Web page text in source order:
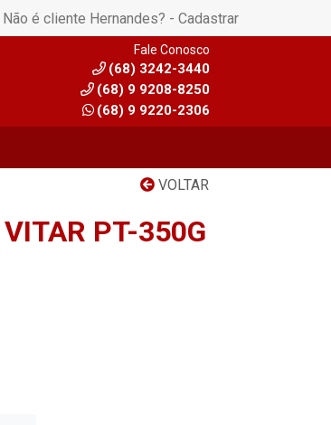
Não é cliente Hernandes? - Cadastrar
Fale Conosco
(68) 3242-3440
(68) 9 9208-8250
(68) 9 9220-2306
VOLTAR
PT-350G